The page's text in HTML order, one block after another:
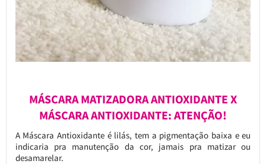
MÁSCARA MATIZADORA ANTIOXIDANTE X
MÁSCARA ANTIOXIDANTE: ATENÇÃO!
A Máscara Antioxidante é lilás, tem a pigmentação baixa e eu
indicaria pra manutenção da cor, jamais pra matizar ou
desamarelar.